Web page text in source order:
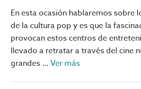
están
en
las
En esta ocasión hablaremos sobre
de la cultura pop y es que la
provocan estos centros de
llevado a retratar a través del cine
grandes …Ver másacerca